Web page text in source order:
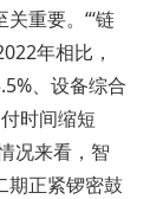
重要。“‘链
年相比，
、设备综合
时间缩短
况来看，智
期正紧锣密鼓